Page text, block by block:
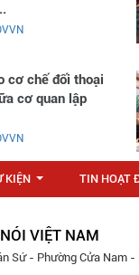
cơ chế đối thoại
cơ quan lập
KIỆN TIN HOẠT
VIỆT NAM
Sứ - Phường Cửa Nam -